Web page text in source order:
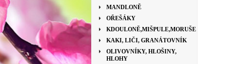
MANDLONĚ
OŘEŠÁKY
KDOULONĚ,MIŠPULE,MORUŠE
KAKI, LIČI, GRANÁTOVNÍK
OLIVOVNÍKY, HLOŠINY,
HLOHY